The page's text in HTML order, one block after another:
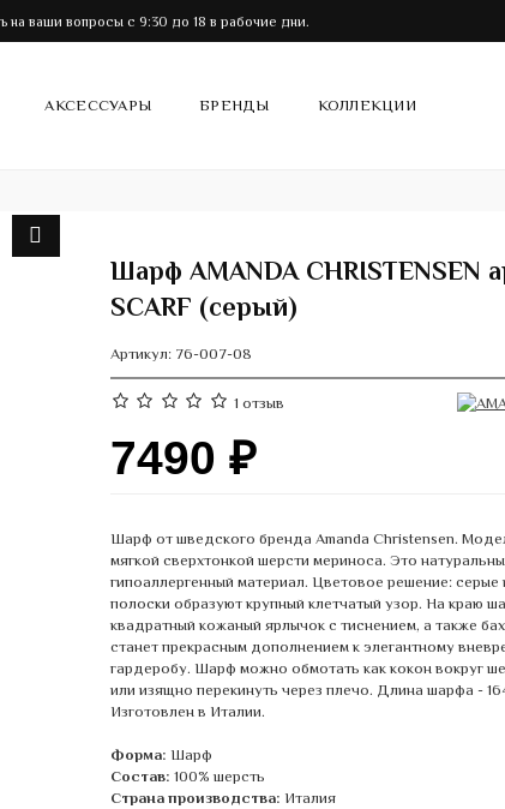
ваши вопросы с 9:30 до 18 в рабочие дни.
АКСЕССУАРЫ БРЕНДЫ КОЛЛЕКЦИИ
Шарф AMANDA CHRISTENSEN
SCARF (серый)
Артикул: 76-007-08
1 отзыв
7490 ₽
Шарф от шведского бренда Amanda Christensen.
мягкой сверхтонкой шерсти мериноса. Это
гипоаллергенный материал. Цветовое решение: серые
полоски образуют крупный клетчатый узор. На краю
квадратный кожаный ярлычок с тиснением, а также
станет прекрасным дополнением к элегантному
гардеробу. Шарф можно обмотать как кокон вокруг
или изящно перекинуть через плечо. Длина шарфа -
Изготовлен в Италии.
Форма: Шарф
Состав: 100% шерсть
Страна производства: Италия